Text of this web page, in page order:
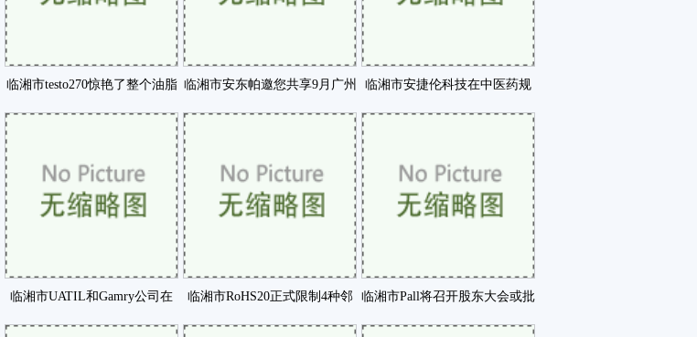
临湘市testo270惊艳了整个油脂 临湘市安东帕邀您共享9月广州 临湘市安捷伦科技在中医药规
临湘市UATIL和Gamry公司在 临湘市RoHS20正式限制4种邻 临湘市Pall将召开股东大会或批